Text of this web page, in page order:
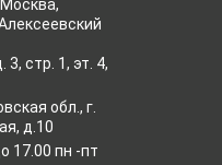
стр. 1, эт. 4,
обл., г.
д.10
17.00 пн -пт